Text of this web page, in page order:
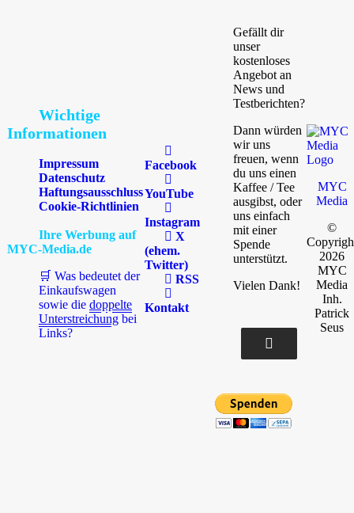
Wichtige
Informationen
Impressum
Datenschutz
Haftungsausschluss
Cookie-Richtlinien
Ihre Werbung auf
MYC-Media.de
🛒 Was bedeutet der
Einkaufswagen
sowie die doppelte
Unterstreichung bei
Links?
Facebook
YouTube
Instagram
X
(ehem.
Twitter)
RSS
Kontakt
Gefällt dir
unser
kostenloses
Angebot an
News und
Testberichten?
Dann würden
wir uns
freuen, wenn
du uns einen
Kaffee / Tee
ausgibst, oder
uns einfach
mit einer
Spende
unterstützt.
Vielen Dank!
MYC
Media
©
2026
MYC
Media
Inh.
Patrick
Seus